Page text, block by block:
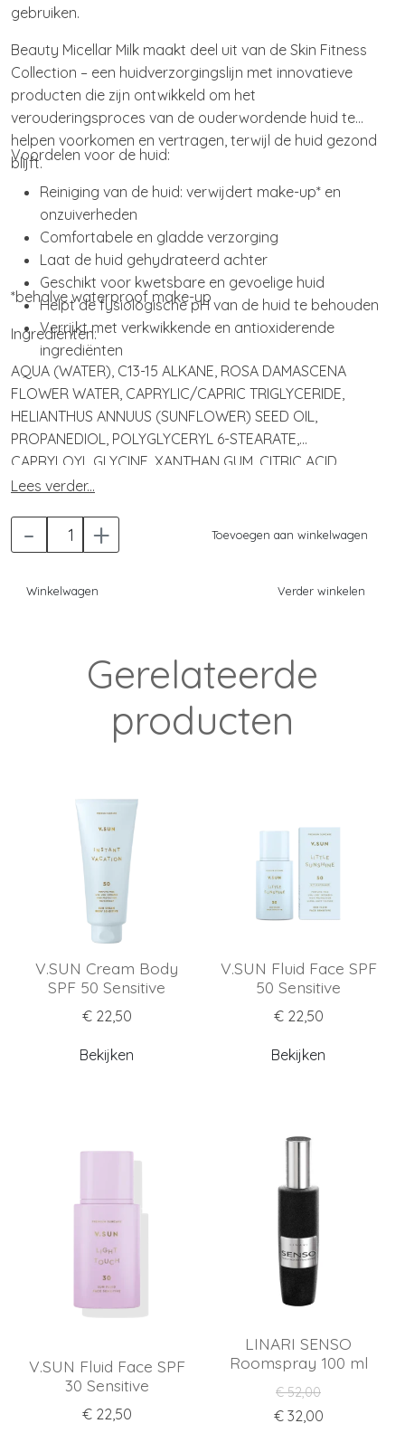
gebruiken.
Beauty Micellar Milk maakt deel uit van de Skin Fitness
Collection – een huidverzorgingslijn met innovatieve
producten die zijn ontwikkeld om het
verouderingsproces van de ouderwordende huid te
helpen voorkomen en vertragen, terwijl de huid gezond
blijft.
Voordelen voor de huid:
Reiniging van de huid: verwijdert make-up* en
onzuiverheden
Comfortabele en gladde verzorging
Laat de huid gehydrateerd achter
Geschikt voor kwetsbare en gevoelige huid
Helpt de fysiologische pH van de huid te behouden
Verrijkt met verkwikkende en antioxiderende
ingrediënten
*behalve waterproof make-up
Ingrediënten:
AQUA (WATER), C13-15 ALKANE, ROSA DAMASCENA
FLOWER WATER, CAPRYLIC/CAPRIC TRIGLYCERIDE,
HELIANTHUS ANNUUS (SUNFLOWER) SEED OIL,
PROPANEDIOL, POLYGLYCERYL 6-STEARATE,
CAPRYLOYL GLYCINE, XANTHAN GUM, CITRIC ACID,
GLYCERIN, SODIUM HYDROXIDE, POTASSIUM SORBATE,
TOCOPHERYL ACETATE, POLYGLYCERYL 6-BEHENATE,
ROSA CANINA FRUIT EXTRAIT.
Lees verder...
- + Toevoegen aan winkelwagen
Winkelwagen Verder winkelen
Gerelateerde
producten
V.SUN Cream Body
SPF 50 Sensitive
€ 22,50
Bekijken
V.SUN Fluid Face SPF
50 Sensitive
€ 22,50
Bekijken
V.SUN Fluid Face SPF
30 Sensitive
€ 22,50
LINARI SENSO
Roomspray 100 ml
€ 52,00
€ 32,00